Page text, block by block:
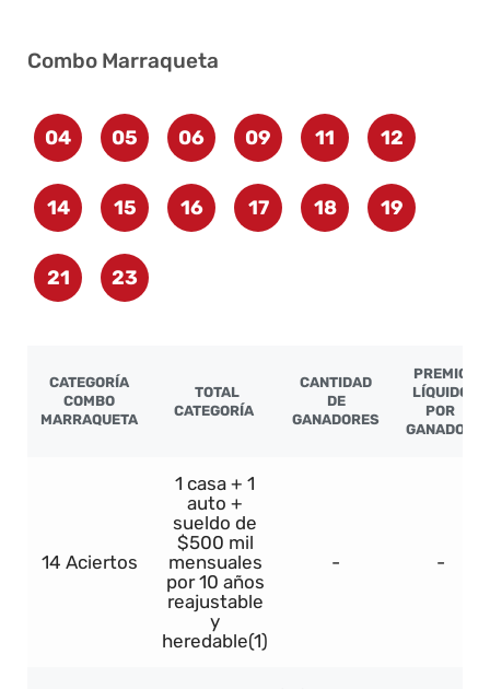
Combo Marraqueta
04 05 06 09 11 12
14 15 16 17 18 19
21 23
CATEGORÍA
COMBO
MARRAQUETA
TOTAL
CATEGORÍA
CANTIDAD
DE
GANADORES
PREMIO
LÍQUIDO
POR
GANADOR
14 Aciertos
1 casa + 1
auto +
sueldo de
$500 mil
mensuales
por 10 años
reajustable
y
heredable(1)
- -